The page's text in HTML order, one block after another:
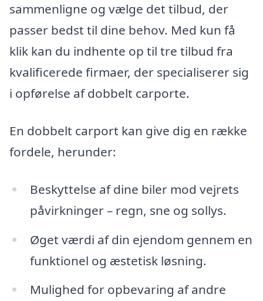
sammenligne og vælge det tilbud, der
passer bedst til dine behov. Med kun få
klik kan du indhente op til tre tilbud fra
kvalificerede firmaer, der specialiserer sig
i opførelse af dobbelt carporte.
En dobbelt carport kan give dig en række
fordele, herunder:
Beskyttelse af dine biler mod vejrets
påvirkninger – regn, sne og sollys.
Øget værdi af din ejendom gennem en
funktionel og æstetisk løsning.
Mulighed for opbevaring af andre